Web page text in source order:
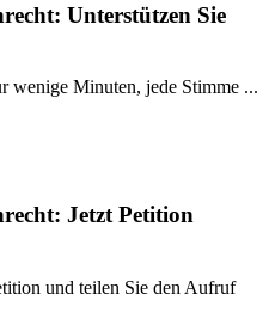
Unterstützen Sie
wenige Minuten, jede Stimme ...
Jetzt Petition
und teilen Sie den Aufruf